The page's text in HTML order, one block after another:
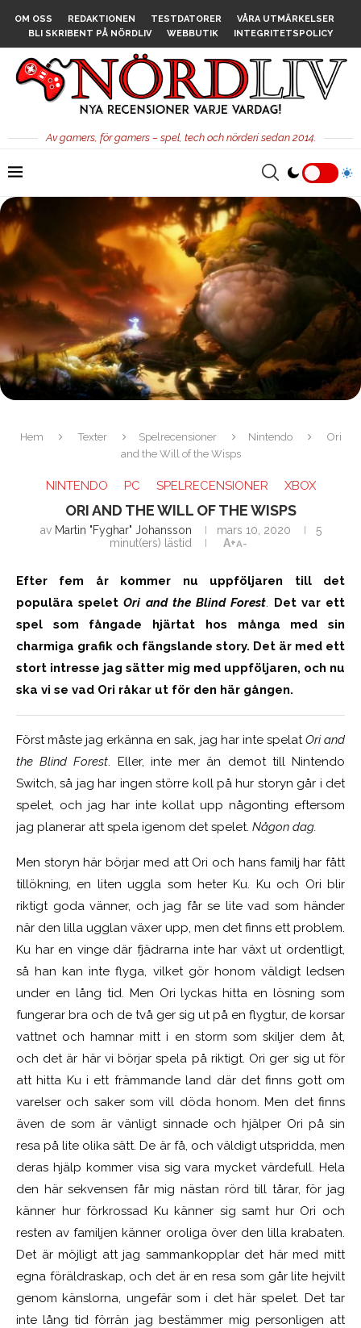
OM OSS REDAKTIONEN TESTDATORER
VÅRA UTMÄRKELSER
BLI SKRIBENT PÅ NÖRDLIV
WEBBUTIK INTEGRITETSPOLICY
Av gamers, för gamers – spel, tech och nörderi sedan 2014.
Hem Texter Spelrecensioner Nintendo
Ori
and the Will of the Wisps
NINTENDO PC SPELRECENSIONER XBOX
ORI AND THE WILL OF THE WISPS
av Martin "Fyghar" Johansson mars 10, 2020
5
minut(ers) lästid
A+A-
Efter fem år kommer nu uppföljaren till det
populära speletOri and the Blind Forest. Det var ett
spel som fångade hjärtat hos många med sin
charmiga grafik och fängslande story. Det är med ett
stort intresse jag sätter mig med uppföljaren, och nu
ska vi se vad Ori råkar ut för den här gången.
Först måste jag erkänna en sak, jag har inte spelatOri and
the Blind Forest. Eller, inte mer än demot till Nintendo
Switch, så jag har ingen större koll på hur storyn går i det
spelet, och jag har inte kollat upp någonting eftersom
jag planerar att spela igenom det spelet. Någon dag.
Men storyn här börjar med att Ori och hans familj har fått
tillökning, en liten uggla som heter Ku. Ku och Ori blir
riktigt goda vänner, och jag får se lite vad som händer
när den lilla ugglan växer upp, men det finns ett problem.
Ku har en vinge där fjädrarna inte har växt ut ordentligt,
så han kan inte flyga, vilket gör honom väldigt ledsen
under en lång tid. Men Ori lyckas hitta en lösning som
fungerar bra och de två ger sig ut på en flygtur, de korsar
vattnet och hamnar mitt i en storm som skiljer dem åt,
och det är här vi börjar spela på riktigt. Ori ger sig ut för
att hitta Ku i ett främmande land där det finns gott om
varelser och saker som vill döda honom. Men det finns
även de som är vänligt sinnade och hjälper Ori på sin
resa på lite olika sätt. De är få, och väldigt utspridda, men
deras hjälp kommer visa sig vara mycket värdefull. Hela
den här sekvensen får mig nästan rörd till tårar, för jag
känner hur förkrossad Ku känner sig samt hur Ori och
resten av familjen känner oroliga över den lilla krabaten.
Det är möjligt att jag sammankopplar det här med mitt
egna föräldraskap, och det är en resa som går lite hejvilt
genom känslorna, ungefär som i det här spelet. Det tar
inte lång tid förrän jag bestämmer mig personligen att